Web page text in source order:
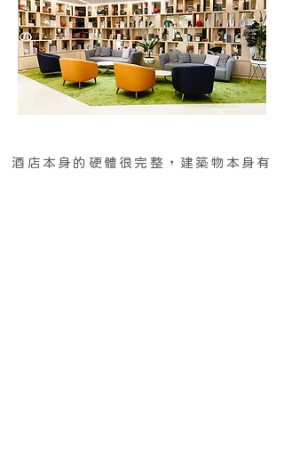
酒店本身的硬體很完整，建築物本身有